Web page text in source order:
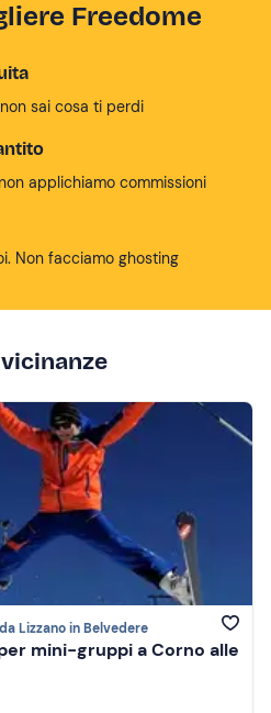
Freedome
sai cosa ti perdi
applichiamo commissioni
Non facciamo ghosting
Lizzano in Belvedere
mini-gruppi a Corno alle